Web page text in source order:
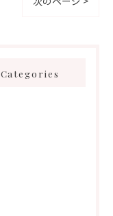
Categories